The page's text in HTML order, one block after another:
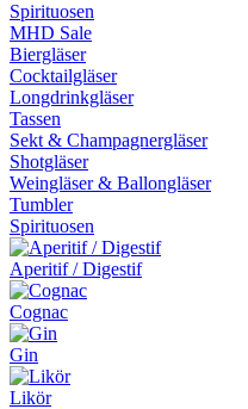
Spirituosen
MHD Sale
Biergläser
Cocktailgläser
Longdrinkgläser
Tassen
Sekt & Champagnergläser
Shotgläser
Weingläser & Ballongläser
Tumbler
Spirituosen
Aperitif / Digestif
Cognac
Gin
Likör